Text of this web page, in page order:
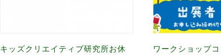
キッズクリエイティブ研究所お休
ワークショップ